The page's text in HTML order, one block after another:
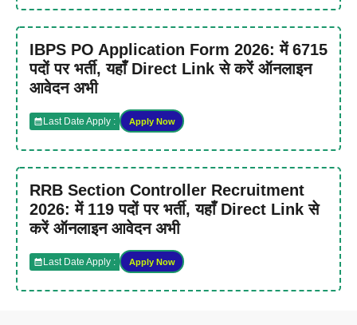
IBPS PO Application Form 2026: में 6715
पदों पर भर्ती, यहाँ Direct Link से करें ऑनलाइन
आवेदन अभी
Last Date Apply : Apply Now
RRB Section Controller Recruitment
2026: में 119 पदों पर भर्ती, यहाँ Direct Link से
करें ऑनलाइन आवेदन अभी
Last Date Apply : Apply Now